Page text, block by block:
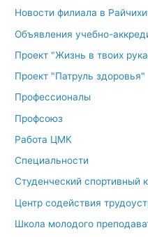
Новости филиала в
Объявления учебно-
Проект "Жизнь в твоих
Проект "Патруль здоровья"
Профессионалы
Профсоюз
Работа ЦМК
Специальности
Студенческий спортивный
Центр содействия
Школа молодого